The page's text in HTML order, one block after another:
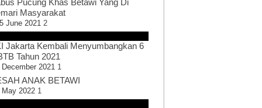
Pucung Khas Betawi Yang Di
Masyarakat
June 2021 2
Jakarta Kembali Menyumbangkan 6
Tahun 2021
December 2021 1
ANAK BETAWI
May 2022 1